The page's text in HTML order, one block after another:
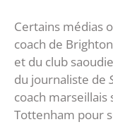
Certains médias
coach de
et du club
du journaliste de
coach marseillais
Tottenham pour